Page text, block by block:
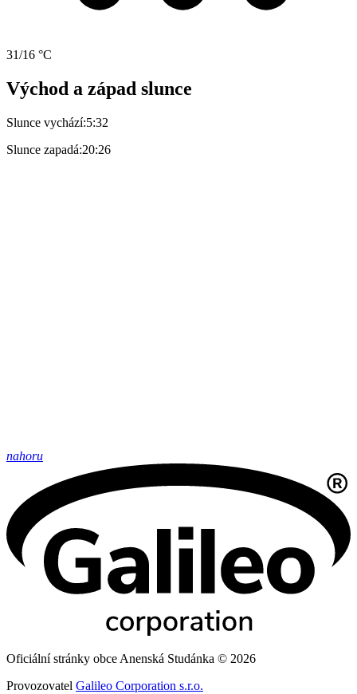
31/16 °C
Východ a západ slunce
Slunce vychází:5:32
Slunce zapadá:20:26
nahoru
Oficiální stránky obce Anenská Studánka © 2026
Provozovatel Galileo Corporation s.r.o.